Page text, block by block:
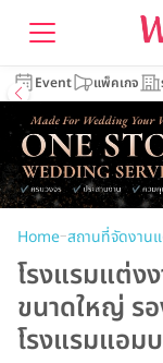
Event แพ็คเกจ
Home–สถานที่จัดงาน
โรงแรมแต่ง
ขนาดใหญ่ ร
โรงแรมแอม